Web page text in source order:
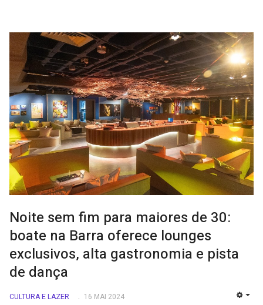
Noite sem fim para maiores de 30:
boate na Barra oferece lounges
exclusivos, alta gastronomia e pista
de dança
CULTURA E LAZER 16 MAI 2024